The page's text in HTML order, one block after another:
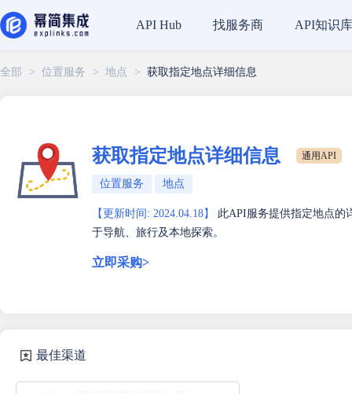
全部 > 位置服务 > 地点 > 获取指定地点详细信息
获取指定地点详细信息 通用API
位置服务 地点
【更新时间: 2024.04.18】
此API服务提供指定地点的
于导航、旅行及本地探索。
立即采购>
最佳渠道
API Hub 找服务商 API知识库